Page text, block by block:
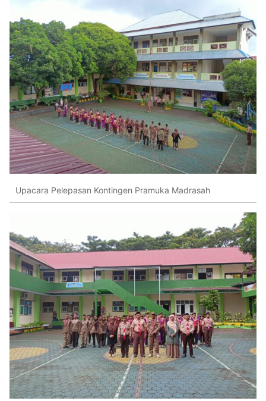
Upacara Pelepasan Kontingen Pramuka Madrasah